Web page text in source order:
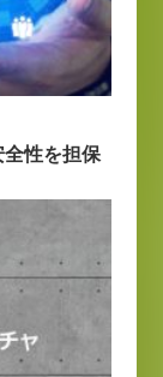
性を担保